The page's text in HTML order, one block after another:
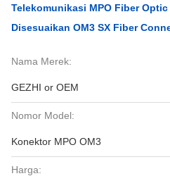
Telekomunikasi MPO Fiber
Disesuaikan OM3 SX Fiber
Nama Merek:
GEZHI or OEM
Nomor Model:
Konektor MPO OM3
Harga: